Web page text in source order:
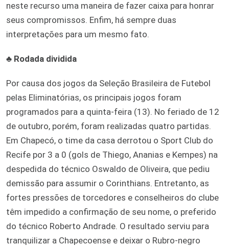
neste recurso uma maneira de fazer caixa para honrar
seus compromissos. Enfim, há sempre duas
interpretações para um mesmo fato.
♣ Rodada dividida
Por causa dos jogos da Seleção Brasileira de Futebol
pelas Eliminatórias, os principais jogos foram
programados para a quinta-feira (13). No feriado de 12
de outubro, porém, foram realizadas quatro partidas.
Em Chapecó, o time da casa derrotou o Sport Club do
Recife por 3 a 0 (gols de Thiego, Ananias e Kempes) na
despedida do técnico Oswaldo de Oliveira, que pediu
demissão para assumir o Corinthians. Entretanto, as
fortes pressões de torcedores e conselheiros do clube
têm impedido a confirmação de seu nome, o preferido
do técnico Roberto Andrade. O resultado serviu para
tranquilizar a Chapecoense e deixar o Rubro-negro